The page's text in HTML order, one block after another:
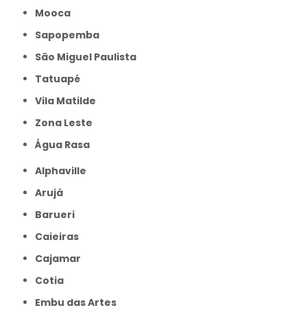
Mooca
Sapopemba
São Miguel Paulista
Tatuapé
Vila Matilde
Zona Leste
Água Rasa
Alphaville
Arujá
Barueri
Caieiras
Cajamar
Cotia
Embu das Artes